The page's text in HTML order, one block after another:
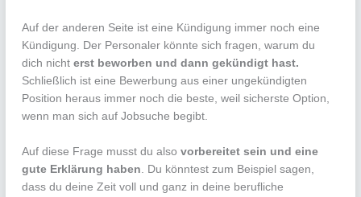
Auf der anderen Seite ist eine Kündigung immer noch eine
Kündigung. Der Personaler könnte sich fragen, warum du
dich nichterst beworben und dann gekündigt hast.
Schließlich ist eine Bewerbung aus einer ungekündigten
Position heraus immer noch die beste, weil sicherste Option,
wenn man sich auf Jobsuche begibt.
Auf diese Frage musst du alsovorbereitet sein und eine
gute Erklärung haben . Du könntest zum Beispiel sagen,
dass du deine Zeit voll und ganz in deine berufliche